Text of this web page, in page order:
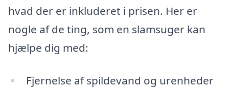
hvad der er inkluderet i prisen. Her er
nogle af de ting, som en slamsuger kan
hjælpe dig med:
Fjernelse af spildevand og urenheder